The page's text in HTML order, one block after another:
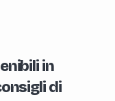
in
di